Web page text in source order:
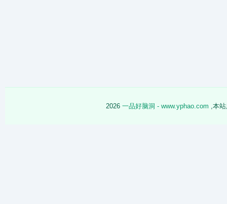
2026 一品好脑洞 - www.yphao.com ,本